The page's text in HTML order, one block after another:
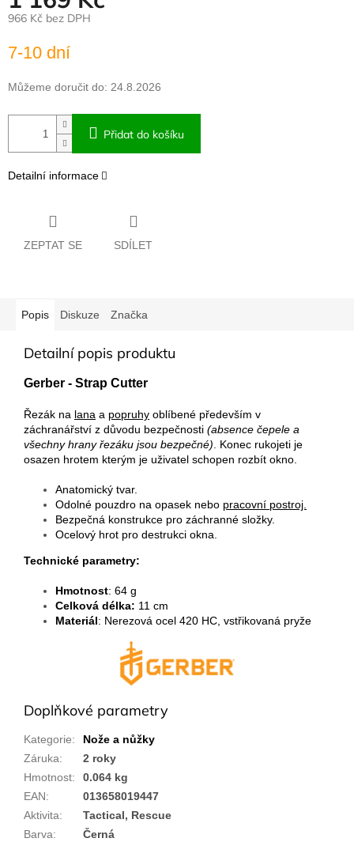
966 Kč bez DPH
cena:
7-10 dní
Můžeme doručit do: 24.8.2026
Přidat do košíku
Detailní informace
ZEPTAT SE SDÍLET
Popis Diskuze Značka
Detailní popis produktu
Gerber - Strap Cutter
Řezák na lana a popruhy oblíbené především v
záchranářství z důvodu bezpečnosti (absence čepele a
všechny hrany řezáku jsou bezpečné) . Konec rukojeti je
osazen hrotem kterým je uživatel schopen rozbít okno.
Anatomický tvar.
Odolné pouzdro na opasek nebo pracovní postroj.
Bezpečná konstrukce pro záchranné složky.
Ocelový hrot pro destrukci okna.
Technické parametry:
Hmotnost: 64 g
Celková délka: 11 cm
Materiál: Nerezová ocel 420 HC, vstřikovaná pryže
Doplňkové parametry
Kategorie:
Nože a nůžky
Záruka:
2 roky
Hmotnost:
0.064 kg
EAN:
013658019447
Aktivita:
Tactical, Rescue
Barva: Černá